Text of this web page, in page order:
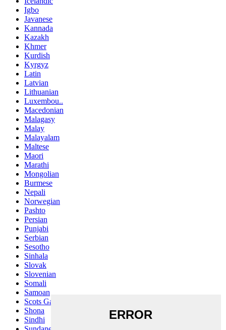
Igbo
Javanese
Kannada
Kazakh
Khmer
Kurdish
Kyrgyz
Latin
Latvian
Lithuanian
Luxembou..
Macedonian
Malagasy
Malay
Malayalam
Maltese
Maori
Marathi
Mongolian
Burmese
Nepali
Norwegian
Pashto
Persian
Punjabi
Serbian
Sesotho
Sinhala
Slovak
Slovenian
Somali
Samoan
Scots Gaelic
Shona
Sindhi